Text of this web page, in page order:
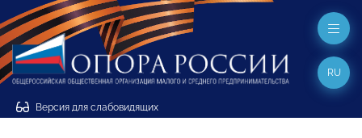
Версия для слабовидящих
RU